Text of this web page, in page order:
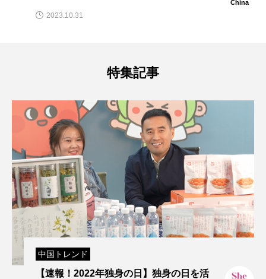
China
2023.10.31
特集記事
中国トレンド
【速報！2022年独身の日】独身の日を活